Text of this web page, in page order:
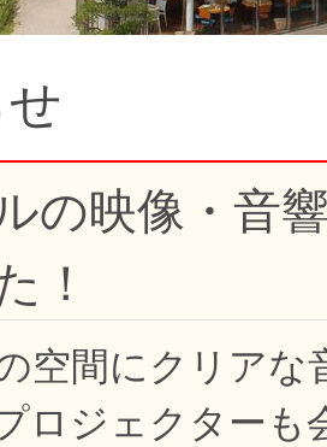
の映像・音
！
空間にクリアな
ロジェクターも